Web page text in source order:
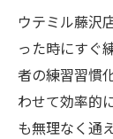
ウテミル藤沢
った時にすぐ
者の練習習慣
わせて効率的
も無理なく通